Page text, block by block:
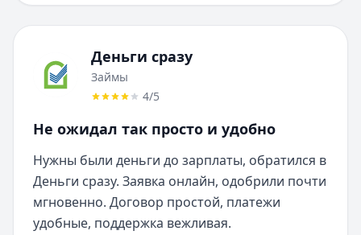
Деньги сразу
Займы
4/5
Не ожидал так просто и удобно
Нужны были деньги до зарплаты, обратился в
Деньги сразу. Заявка онлайн, одобрили почти
мгновенно. Договор простой, платежи
удобные, поддержка вежливая.